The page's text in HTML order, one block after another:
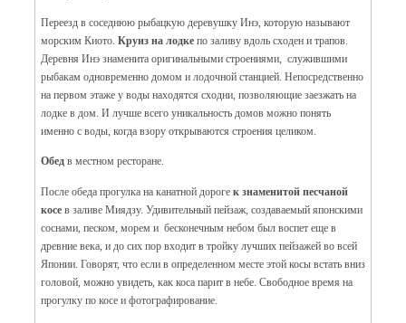
Переезд в соседнюю рыбацкую деревушку Инэ, которую называют
морским Киото. Круиз на лодке по заливу вдоль сходен и трапов.
Деревня Инэ знаменита оригинальными строениями, служившими
рыбакам одновременно домом и лодочной станцией. Непосредственно
на первом этаже у воды находятся сходни, позволяющие заезжать на
лодке в дом. И лучше всего уникальность домов можно понять
именно с воды, когда взору открываются строения целиком.
Обед в местном ресторане.
После обеда прогулка на канатной дороге к знаменитой песчаной
косе в заливе Миядзу. Удивительный пейзаж, создаваемый японскими
соснами, песком, морем и бесконечным небом был воспет еще в
древние века, и до сих пор входит в тройку лучших пейзажей во всей
Японии. Говорят, что если в определенном месте этой косы встать вниз
головой, можно увидеть, как коса парит в небе. Свободное время на
прогулку по косе и фотографирование.